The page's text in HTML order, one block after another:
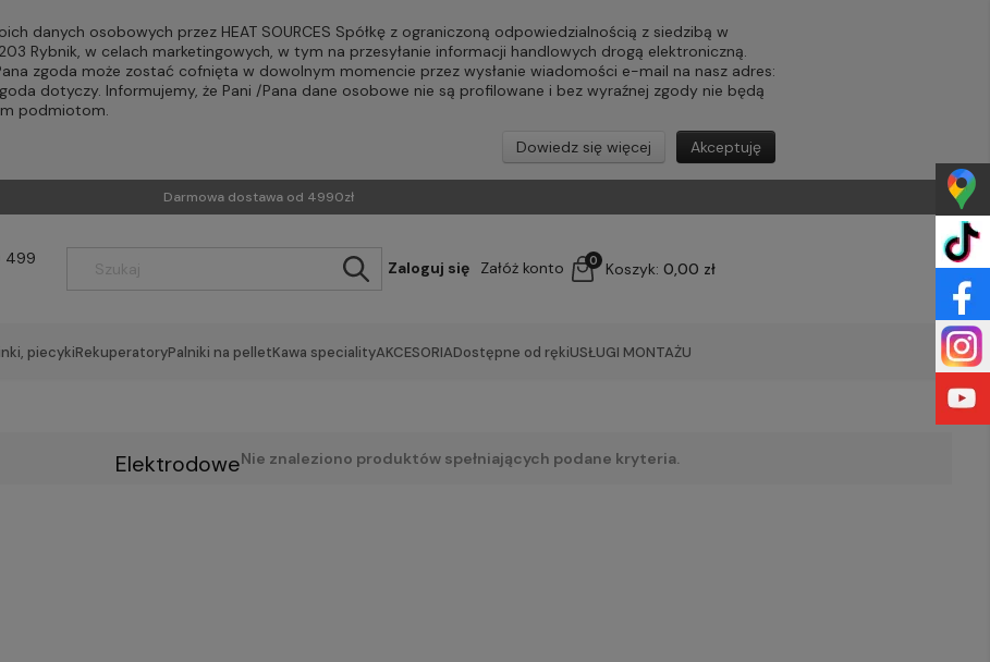
danych osobowych przez HEAT SOURCES Spółkę z ograniczoną odpowiedzialnością z siedzibą w
Rybnik, w celach marketingowych, w tym na przesyłanie informacji handlowych drogą elektroniczną.
zgoda może zostać cofnięta w dowolnym momencie przez wysłanie wiadomości e-mail na nasz adres:
dotyczy. Informujemy, że Pani /Pana dane osobowe nie są profilowane i bez wyraźnej zgody nie będą
podmiotom.
Akceptuję
Dowiedz się więcej
Darmowa dostawa od 4990zł
499
Zaloguj się Załóż konto Koszyk: 0,00 zł
0
piecykiRekuperatoryPalniki na pelletKawa specialityAKCESORIADostępne od rękiUSŁUGI MONTAŻU
ElektrodoweNie znaleziono produktów spełniających podane kryteria.